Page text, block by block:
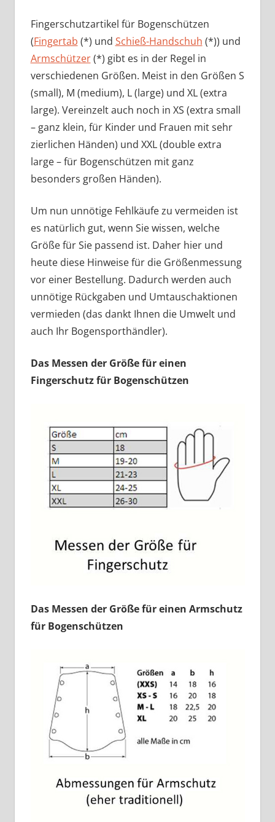
Fingerschutzartikel für Bogenschützen
(Fingertab (*) und Schieß-Handschuh (*)) und
Armschützer(*) gibt es in der Regel in
verschiedenen Größen. Meist in den Größen S
(small), M (medium), L (large) und XL (extra
large). Vereinzelt auch noch in XS (extra small
– ganz klein, für Kinder und Frauen mit sehr
zierlichen Händen) und XXL (double extra
large – für Bogenschützen mit ganz
besonders großen Händen).
Um nun unnötige Fehlkäufe zu vermeiden ist
es natürlich gut, wenn Sie wissen, welche
Größe für Sie passend ist. Daher hier und
heute diese Hinweise für die Größenmessung
vor einer Bestellung. Dadurch werden auch
unnötige Rückgaben und Umtauschaktionen
vermieden (das dankt Ihnen die Umwelt und
auch Ihr Bogensporthändler).
Das Messen der Größe für einen
Fingerschutz für Bogenschützen
Das Messen der Größe für einen Armschutz
für Bogenschützen